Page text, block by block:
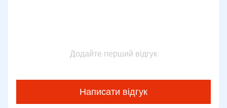
Додайте перший відгук
Написати відгук